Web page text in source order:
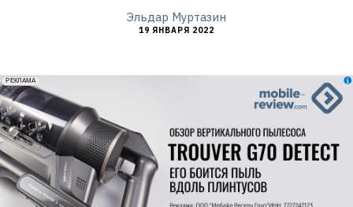
Эльдар Муртазин
19 ЯНВАРЯ 2022
erid: 2VfnxxmNzs5
РЕКЛАМА